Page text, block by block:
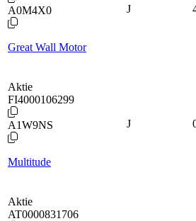
A0M4X0
Great Wall Motor
J
Aktie
FI4000106299
A1W9NS
Multitude
J
Aktie
AT0000831706